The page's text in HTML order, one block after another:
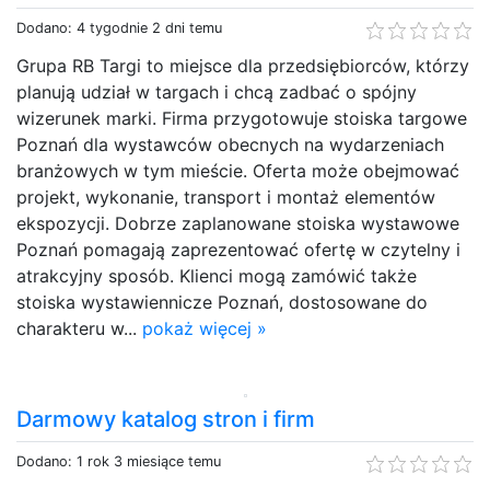
Dodano: 4 tygodnie 2 dni temu
Grupa RB Targi to miejsce dla przedsiębiorców, którzy
planują udział w targach i chcą zadbać o spójny
wizerunek marki. Firma przygotowuje stoiska targowe
Poznań dla wystawców obecnych na wydarzeniach
branżowych w tym mieście. Oferta może obejmować
projekt, wykonanie, transport i montaż elementów
ekspozycji. Dobrze zaplanowane stoiska wystawowe
Poznań pomagają zaprezentować ofertę w czytelny i
atrakcyjny sposób. Klienci mogą zamówić także
stoiska wystawiennicze Poznań, dostosowane do
charakteru w... pokaż więcej »
Darmowy katalog stron i firm
Dodano: 1 rok 3 miesiące temu